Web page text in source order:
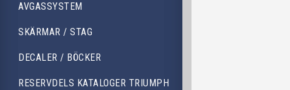
AVGASSYSTEM
SKÄRMAR / STAG
DECALER / BÖCKER
RESERVDELS KATALOGER TRIUMPH